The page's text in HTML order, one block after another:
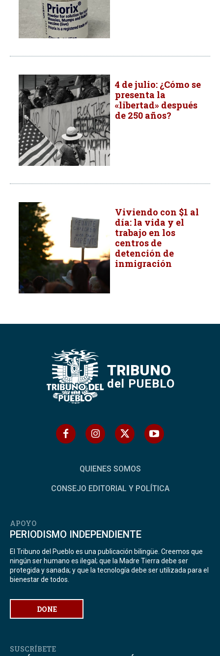
4 de julio: ¿Cómo se
presenta la
«libertad» después
de 250 años?
Viviendo con $1 al
día: la vida y el
trabajo en los
centros de
detención de
inmigración
TRIBUNO
del PUEBLO
QUIENES SOMOS
CONSEJO EDITORIAL Y POLÍTICA
APOYO
PERIODISMO INDEPENDIENTE
El Tribuno del Pueblo es una publicación bilingüe. Creemos que
ningún ser humano es ilegal; que la Madre Tierra debe ser
protegida y sanada; y que la tecnología debe ser utilizada para el
bienestar de todos.
DONE
SUSCRÍBETE